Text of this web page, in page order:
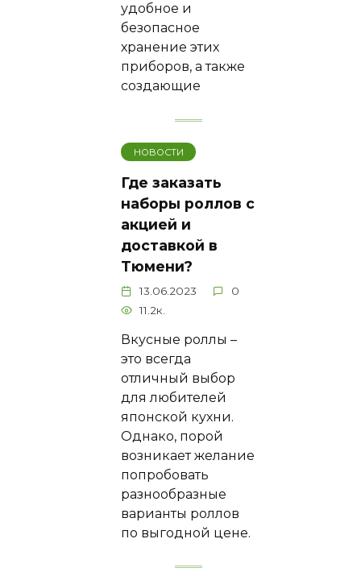
удобное и
безопасное
хранение этих
приборов, а также
создающие
НОВОСТИ
Где заказать
наборы роллов с
акцией и
доставкой в
Тюмени?
13.06.2023
0
11.2к.
Вкусные роллы –
это всегда
отличный выбор
для любителей
японской кухни.
Однако, порой
возникает желание
попробовать
разнообразные
варианты роллов
по выгодной цене.